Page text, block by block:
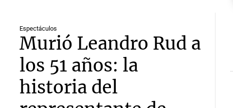
Espectáculos
Murió Leandro Rud a
los 51 años: la
historia del